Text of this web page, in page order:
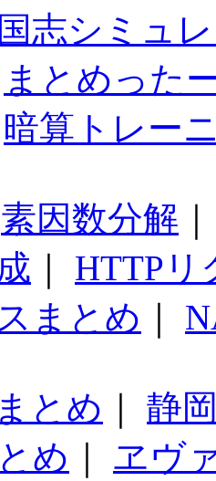
志シミュ
まとめった
暗算トレー
素因数分解
HTTPリ
まとめ
とめ
静
め
ヱヴ